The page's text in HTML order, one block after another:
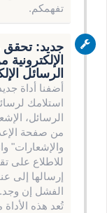
تفهمكم.
جديد: تحقق
الرسائل
أضفنا أداة
استلامك
الرسائل،
من صفحة
والإشعارات"
للاطلاع على
إرسالها إلى
الفشل إن وجد.
تُعد هذه